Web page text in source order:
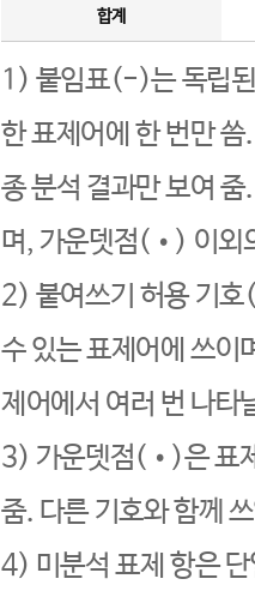
합계
1) 붙임표(-)는 독립된
한 표제어에 한 번만
종 분석 결과만 보여
며, 가운뎃점(•) 이외
2) 붙여쓰기 허용 기호
수 있는 표제어에 쓰이
제어에서 여러 번 나타
3) 가운뎃점(•)은 표
줌. 다른 기호와 함께
4) 미분석 표제 항은